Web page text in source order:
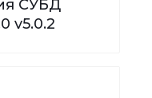
СУБД
v5.0.2